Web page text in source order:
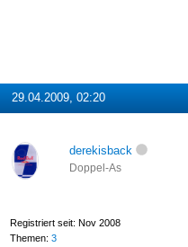
29.04.2009, 02:20
derekisback
Doppel-As
Registriert seit: Nov 2008
Themen: 3